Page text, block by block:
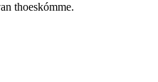
thoeskómme.